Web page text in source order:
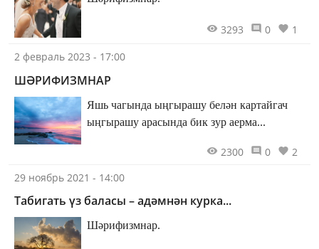
3293 0 1
2 февраль 2023 - 17:00
ШӘРИФИЗМНАР
Яшь чагында ыңгырашу белән картайгач
ыңгырашу арасында бик зур аерма...
2300 0
2
29 ноябрь 2021 - 14:00
Табигать үз баласы – адәмнән курка...
Шәрифизмнар.